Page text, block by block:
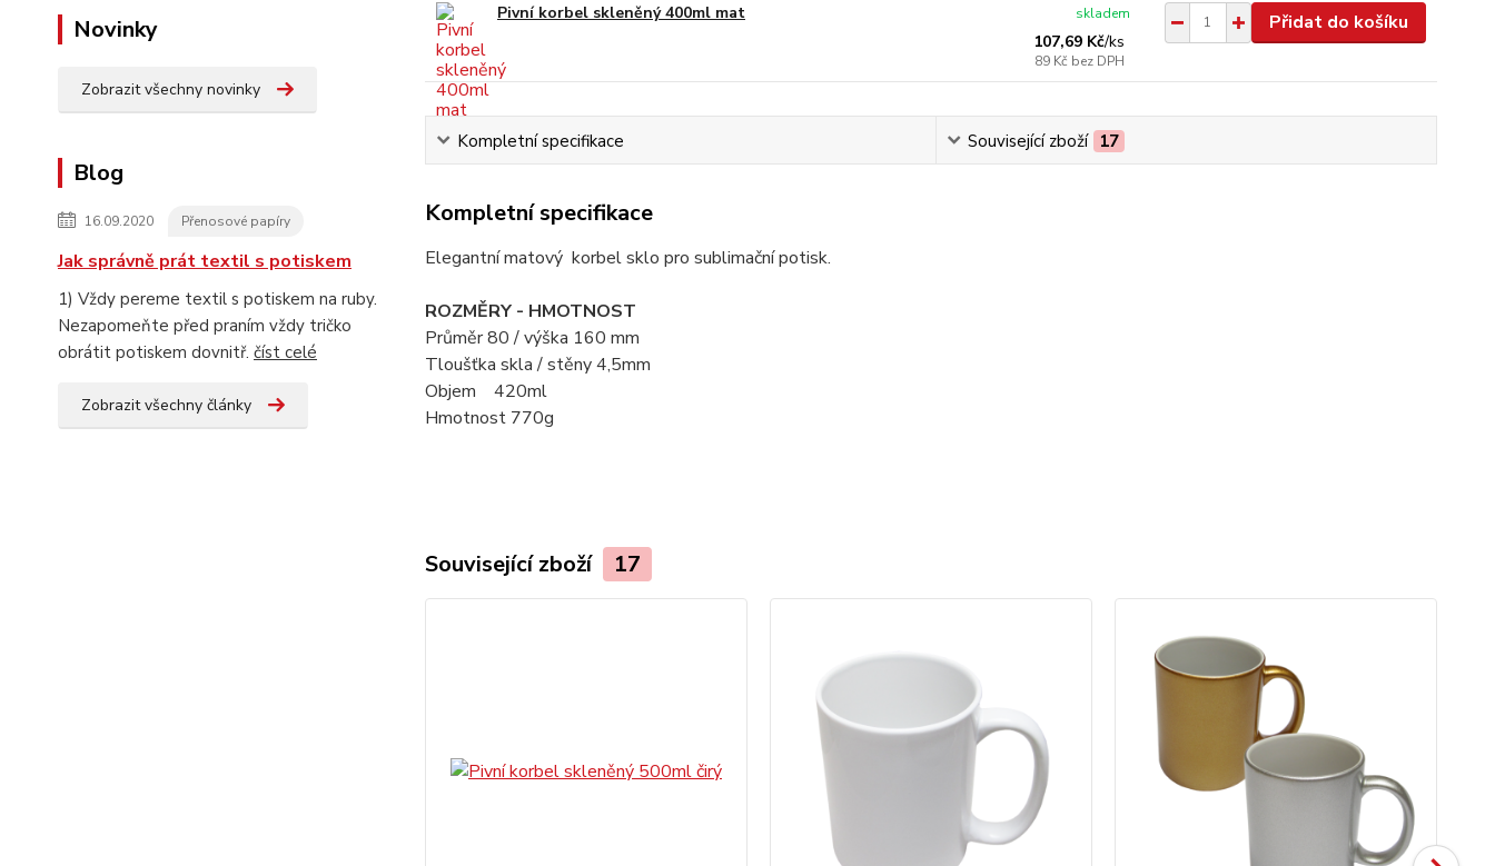
Novinky
Zobrazit všechny novinky
Blog
16.09.2020 Přenosové papíry
Jak správně prát textil s potiskem
1) Vždy pereme textil s potiskem na ruby.
Nezapomeňte před praním vždy tričko
obrátit potiskem dovnitř. číst celé
Zobrazit všechny články
Pivní korbel skleněný 400ml mat
107,69 Kč/ks
89 Kč bez DPH
skladem Přidat do košíku
Kompletní specifikace Související zboží 17
Kompletní specifikace
Elegantní matový korbel sklo pro sublimační potisk.
ROZMĚRY - HMOTNOST
Průměr 80 / výška 160 mm
Tloušťka skla / stěny 4,5mm
Objem 420ml
Hmotnost 770g
Související zboží 17